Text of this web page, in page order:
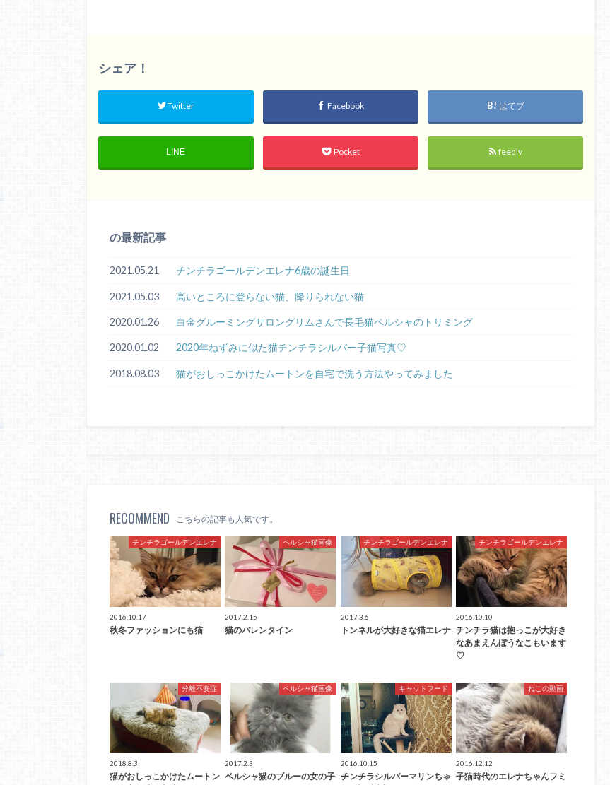
シェア！
Twitter Facebook はてブ
LINE Pocket feedly
の最新記事
2021.05.21 チンチラゴールデンエレナ6歳の誕生日
2021.05.03 高いところに登らない猫、降りられない猫
2020.01.26 白金グルーミングサロングリムさんで長毛猫ペルシャのトリミング
2020.01.02 2020年ねずみに似た猫チンチラシルバー子猫写真♡
2018.08.03 猫がおしっこかけたムートンを自宅で洗う方法やってみました
RECOMMEND こちらの記事も人気です。
チンチラゴールデンエレナ
2016.10.17
秋冬ファッションにも猫
ペルシャ猫画像
2017.2.15
猫のバレンタイン
チンチラゴールデンエレナ
2017.3.6
トンネルが大好きな猫エレナ
チンチラゴールデンエレナ
2016.10.10
チンチラ猫は抱っこが大好き
なあまえんぼうなこもいます
♡
分離不安症
2018.8.3
猫がおしっこかけたムートン
ペルシャ猫画像
2017.2.3
ペルシャ猫のブルーの女の子
キャットフード
2016.10.15
チンチラシルバーマリンちゃ
ねこの動画
2016.12.12
子猫時代のエレナちゃんフミ